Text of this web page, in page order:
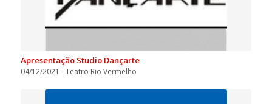
Apresentação Studio Dançarte
04/12/2021 - Teatro Rio Vermelho